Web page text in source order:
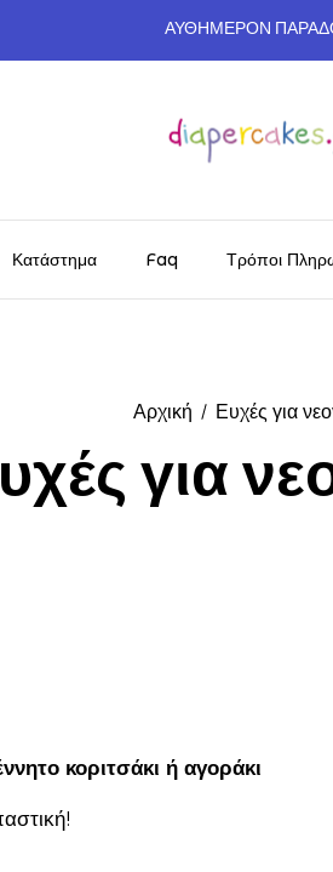
ΑΥΘΗΜΕΡΟΝ
Κατάστημα Faq Τρόποι
Αρχική Ευχές για
για
κοριτσάκι ή αγοράκι